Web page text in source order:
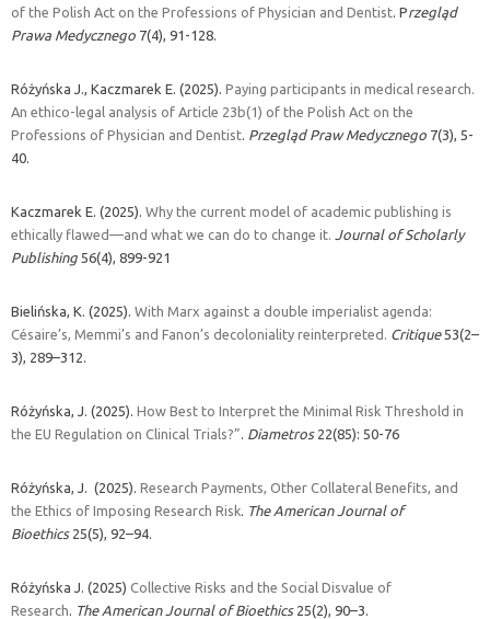
of the Polish Act on the Professions of Physician and Dentist . Przegląd
Prawa Medycznego 7(4), 91-128.
Różyńska J., Kaczmarek E. (2025). Paying participants in medical research.
An ethico-legal analysis of Article 23b(1) of the Polish Act on the
Professions of Physician and Dentist Przegląd Praw Medycznego 7(3), 5-
40.
Kaczmarek E. (2025). Why the current model of academic publishing is
ethically flawed—and what we can do to change it.
Journal of Scholarly
Publishing 56(4) 899-921
Bielińska, K. (2025). With Marx against a double imperialist agenda:
Césaire’s, Memmi’s and Fanon’s decoloniality reinterpreted. Critique53(2–
3), 289–312.
Różyńska, J. (2025). How Best to Interpret the Minimal Risk Threshold in
the EU Regulation on Clinical Trials?” Diametros 22(85): 50-76
Różyńska, J. (2025). Research Payments, Other Collateral Benefits, and
the Ethics of Imposing Research Risk The American Journal of
Bioethics25(5), 92–94.
Różyńska J. (2025) Collective Risks and the Social Disvalue of
Research
The American Journal of Bioethics25(2), 90–3.